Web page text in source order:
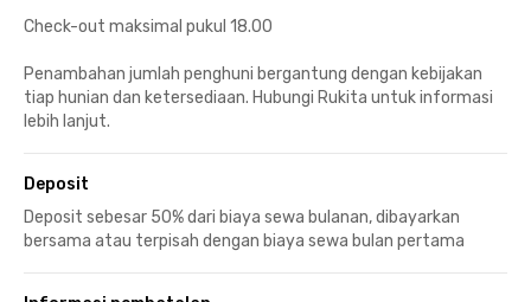
Check-out maksimal pukul 18.00
Penambahan jumlah penghuni bergantung dengan kebijakan
tiap hunian dan ketersediaan. Hubungi Rukita untuk informasi
lebih lanjut.
Deposit
Deposit sebesar 50% dari biaya sewa bulanan, dibayarkan
bersama atau terpisah dengan biaya sewa bulan pertama